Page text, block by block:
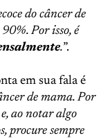
do câncer de
Por isso, é
.”.
em sua fala é
de mama. Por
ao notar algo
procure sempre